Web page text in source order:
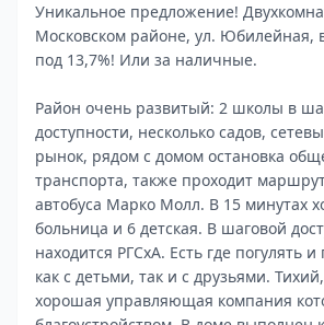
Уникальное предложение!
Московском районе, ул. Юбилейная,
под 13,7%! Или за наличные.
Район очень развитый: 2 школы в
доступности, несколько садов,
рынок, рядом с домом остановка
транспорта, также проходит
автобуса Марко Молл. В 15 минутах
больница и 6 детская. В шаговой
находится РГСхА. Есть где погулять
как с детьми, так и с друзьями.
хорошая управляющая компания